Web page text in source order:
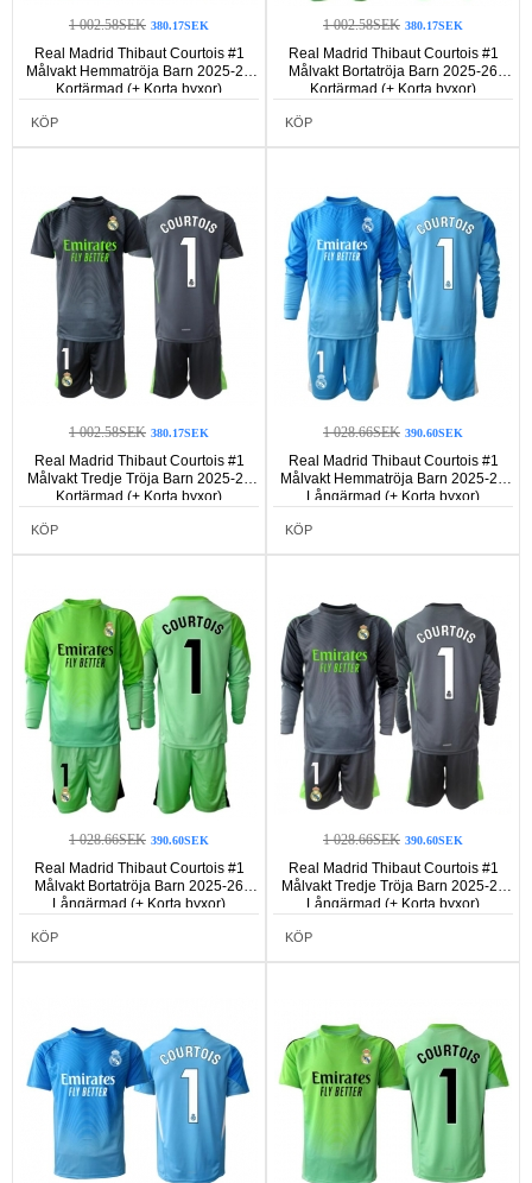
1 002.58SEK 380.17SEK
Real Madrid Thibaut Courtois #1
Målvakt Hemmatröja Barn 2025-26
Kortärmad (+ Korta byxor)
KÖP
1 002.58SEK 380.17SEK
Real Madrid Thibaut Courtois #1
Målvakt Bortatröja Barn 2025-26
Kortärmad (+ Korta byxor)
KÖP
1 002.58SEK 380.17SEK
Real Madrid Thibaut Courtois #1
Målvakt Tredje Tröja Barn 2025-26
Kortärmad (+ Korta byxor)
KÖP
1 028.66SEK 390.60SEK
Real Madrid Thibaut Courtois #1
Målvakt Hemmatröja Barn 2025-26
Långärmad (+ Korta byxor)
KÖP
1 028.66SEK 390.60SEK
Real Madrid Thibaut Courtois #1
Målvakt Bortatröja Barn 2025-26
Långärmad (+ Korta byxor)
KÖP
1 028.66SEK 390.60SEK
Real Madrid Thibaut Courtois #1
Målvakt Tredje Tröja Barn 2025-26
Långärmad (+ Korta byxor)
KÖP